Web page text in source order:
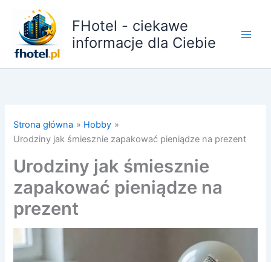
treści
FHotel - ciekawe
informacje dla Ciebie
Strona główna
Hobby
Urodziny jak śmiesznie zapakować pieniądze na prezent
Urodziny jak śmiesznie
zapakować pieniądze na
prezent